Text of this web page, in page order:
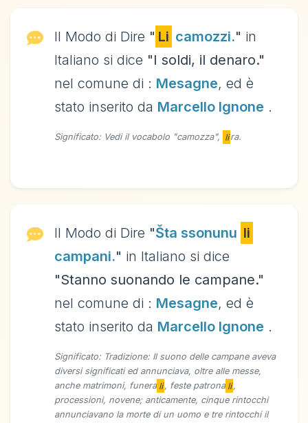
Il Modo di Dire " Li camozzi." in
Italiano si dice "I soldi, il denaro."
nel comune di : Mesagne, ed è
stato inserito da Marcello Ignone .
Significato: Vedi il vocabolo "camozza", li ra.
Il Modo di Dire "Šta ssonunu li
campani." in Italiano si dice
"Stanno suonando le campane."
nel comune di : Mesagne, ed è
stato inserito da Marcello Ignone .
Significato: Tradizione: Il suono delle campane aveva
diversi significati ed annunciava, oltre alle messe,
anche matrimoni, funera li , feste patrona li ,
processioni, novene; anticamente, cinque rintocchi
annunciavano la morte di un uomo e tre rintocchi il